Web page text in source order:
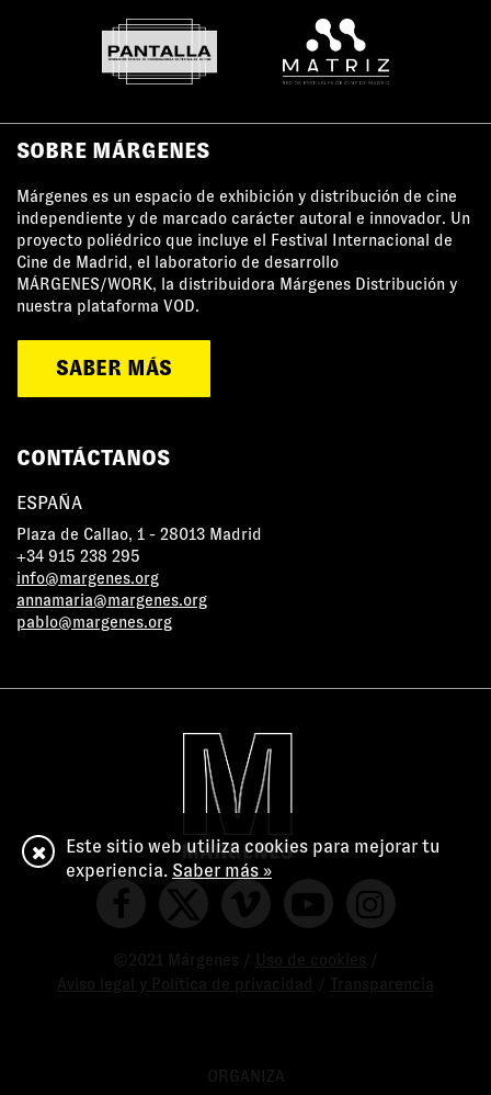
SOBRE MÁRGENES
Márgenes es un espacio de exhibición y distribución de cine
independiente y de marcado carácter autoral e innovador. Un
proyecto poliédrico que incluye el Festival Internacional de
Cine de Madrid, el laboratorio de desarrollo
MÁRGENES/WORK, la distribuidora Márgenes Distribución y
nuestra plataforma VOD.
SABER MÁS
CONTÁCTANOS
ESPAÑA
Plaza de Callao, 1 - 28013 Madrid
+34 915 238 295
info@margenes.org
annamaria@margenes.org
pablo@margenes.org
©2021 Márgenes / Uso de cookies
Aviso legal y Política de privacidad
Transparencia
ORGANIZA
Este sitio web utiliza cookies para mejorar tu
experiencia. Saber más »